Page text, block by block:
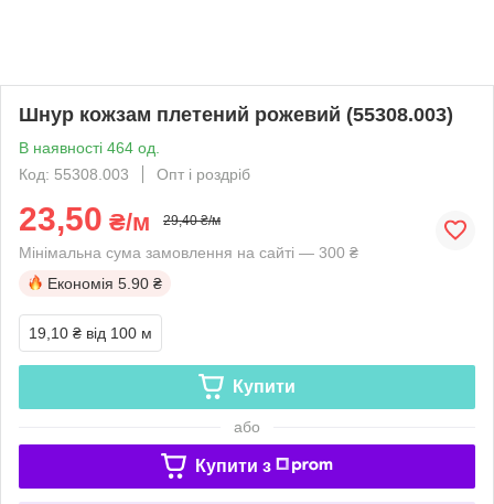
Шнур кожзам плетений рожевий (55308.003)
В наявності 464 од.
Код: 55308.003
Опт і роздріб
23,50 ₴/м 29,40 ₴/м
Мінімальна сума замовлення на сайті — 300 ₴
Економія 5.90 ₴
19,10 ₴ від 100 м
Купити
або
Купити з